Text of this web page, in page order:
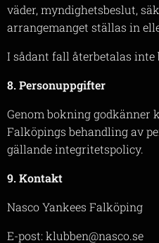
väder, myndighetsbeslut,
arrangemanget ställas in
I sådant fall återbetalas
8. Personuppgifter
Genom bokning godkänner
Falköpings behandling av
gällande integritetspolicy.
9. Kontakt
Nasco Yankees Falköping
E-post: klubben@nasco.se